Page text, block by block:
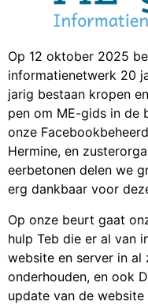
Op 12 oktober 2025
informatienetwerk 20
jarig bestaan kropen
pen om ME-gids in de
onze
Hermine, en
eerbetonen delen we
erg dankbaar voor
Op onze beurt gaat
hulp Teb die er al van
website en server in
onderhouden, en ook
update van de